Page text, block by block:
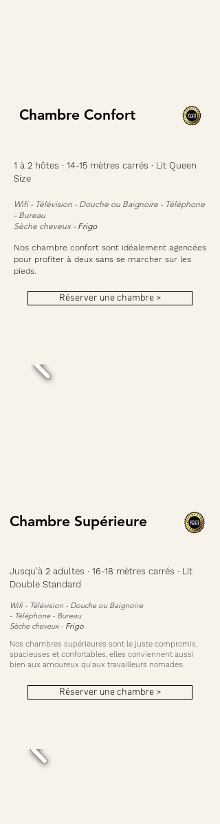
Chambre Confort
1 à 2 hôtes · 14-15 mètres carrés · Lit Queen
Size
Wifi - Télévision - Douche ou Baignoire - Téléphone
- Bureau
Sèche cheveux - Frigo
Nos chambre confort sont idéalement agencées
pour profiter à deux sans se marcher sur les
pieds.
Réserver une chambre >
Chambre Supérieure
Jusqu'à 2 adultes · 16-18 mètres carrés · Lit
Double Standard
Wifi - Télévision - Douche ou Baignoire
- Téléphone - Bureau
Sèche cheveux - Frigo
Nos chambres supérieures sont le juste compromis,
spacieuses et confortables, elles conviennent aussi
bien aux amoureux qu'aux travailleurs nomades.
Réserver une chambre >